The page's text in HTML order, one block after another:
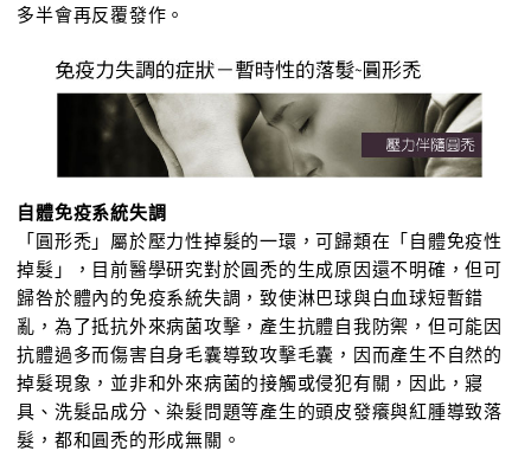
多半會再反覆發作。
自體免疫系統失調
「圓形禿」屬於壓力性掉髮的一環，可歸類在「自體免疫性
掉髮」，目前醫學研究對於圓禿的生成原因還不明確，但可
歸咎於體內的免疫系統失調，致使淋巴球與白血球短暫錯
亂，為了抵抗外來病菌攻擊，產生抗體自我防禦，但可能因
抗體過多而傷害自身毛囊導致攻擊毛囊，因而產生不自然的
掉髮現象，並非和外來病菌的接觸或侵犯有關，因此，寢
具、洗髮品成分、染髮問題等產生的頭皮發癢與紅腫導致落
髮，都和圓禿的形成無關。